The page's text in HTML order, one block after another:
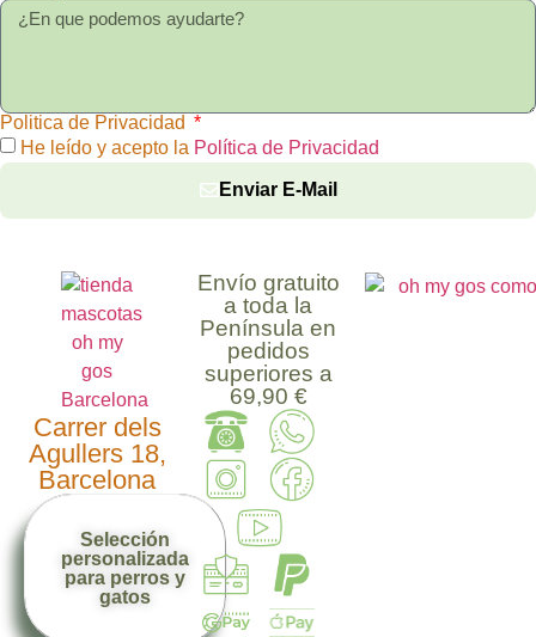
Politica de Privacidad
He leído y acepto la Política de Privacidad
Enviar E-Mail
Carrer dels
Agullers 18,
Barcelona
Selección
personalizada
para perros y
gatos
Envío gratuito
a toda la
Península en
pedidos
superiores a
69,90 €